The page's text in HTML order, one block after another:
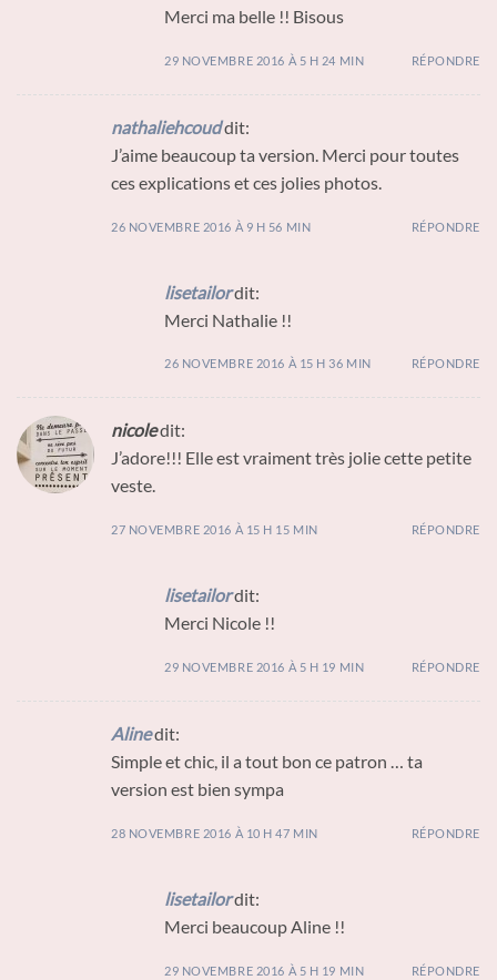
Merci ma belle !! Bisous
29 NOVEMBRE 2016 À 5 H 24 MIN RÉPONDRE
nathaliehcouddit:
J’aime beaucoup ta version. Merci pour toutes
ces explications et ces jolies photos.
26 NOVEMBRE 2016 À 9 H 56 MIN RÉPONDRE
lisetailordit:
Merci Nathalie !!
26 NOVEMBRE 2016 À 15 H 36 MIN RÉPONDRE
nicoledit:
J’adore!!! Elle est vraiment très jolie cette petite
veste.
27 NOVEMBRE 2016 À 15 H 15 MIN RÉPONDRE
lisetailordit:
Merci Nicole !!
29 NOVEMBRE 2016 À 5 H 19 MIN RÉPONDRE
Alinedit:
Simple et chic, il a tout bon ce patron … ta
version est bien sympa
28 NOVEMBRE 2016 À 10 H 47 MIN RÉPONDRE
lisetailordit:
Merci beaucoup Aline !!
29 NOVEMBRE 2016 À 5 H 19 MIN RÉPONDRE